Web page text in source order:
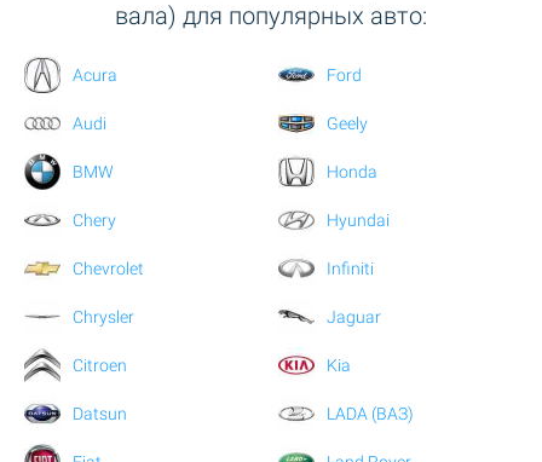
вала) для популярных авто:
Acura
Audi
BMW
Chery
Chevrolet
Chrysler
Citroen
Datsun
Ford
Geely
Honda
Hyundai
Infiniti
Jaguar
Kia
LADA (ВАЗ)